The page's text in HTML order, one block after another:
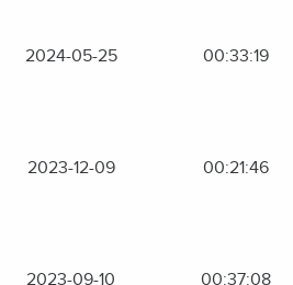
2024-05-25 00:33:19
2023-12-09 00:21:46
2023-09-10 00:37:08